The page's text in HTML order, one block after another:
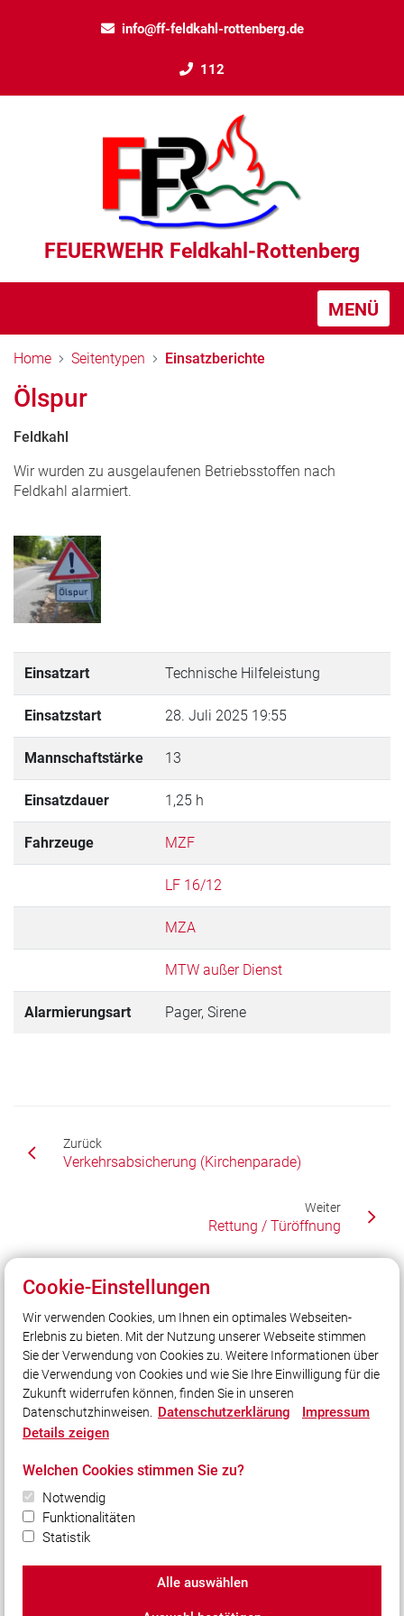
info@ff-feldkahl-rottenberg.de
112
FEUERWEHR Feldkahl-Rottenberg
MENÜ
Home Seitentypen Einsatzberichte
Ölspur
Feldkahl
Wir wurden zu ausgelaufenen Betriebsstoffen nach
Feldkahl alarmiert.
Einsatzart Technische Hilfeleistung
Einsatzstart 28. Juli 2025 19:55
Mannschaftstärke 13
Einsatzdauer 1,25 h
Fahrzeuge MZF
LF 16/12
MZA
MTW außer Dienst
Alarmierungsart Pager, Sirene
Zurück
Verkehrsabsicherung (Kirchenparade)
Weiter
Rettung / Türöffnung
2 Ortschaften
1 Ehrenamt
1 Team
Social Media
Bleiben Sie mit uns in Kontakt und vernetzen Sie sich
mit uns!
© 2026 FEUERWEHR Feldkahl-Rottenberg
Cookie-Einstellungen
Wir verwenden Cookies, um Ihnen ein optimales Webseiten-
Erlebnis zu bieten. Mit der Nutzung unserer Webseite stimmen
Sie der Verwendung von Cookies zu. Weitere Informationen über
die Verwendung von Cookies und wie Sie Ihre Einwilligung für die
Zukunft widerrufen können, finden Sie in unseren
Datenschutzhinweisen. Datenschutzerklärung
Impressum
Details zeigen
Welchen Cookies stimmen Sie zu?
Notwendig
Funktionalitäten
Statistik
Alle auswählen